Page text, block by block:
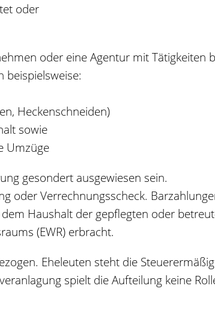
oder
oder eine Agentur mitTätigkeiten
beispielsweise:
Heckenschneiden)
sowie
Umzüge
gesondert ausgewiesen sein.
oder Verrechnungsscheck.
Haushalt der gepflegten oder
(EWR) erbracht.
Eheleuten steht die
spielt die Aufteilung keine